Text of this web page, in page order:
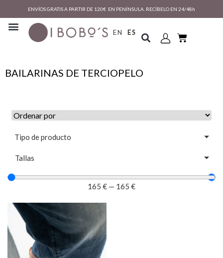
ENVÍOS GRATIS A PARTIR DE 120€ EN PENÍNSULA. RECÍBELO EN 24/48h
EN ES
BAILARINAS DE TERCIOPELO
Tipo de producto
Tallas
165 € — 165 €